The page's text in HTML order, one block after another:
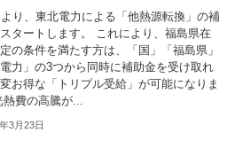
り、東北電力による「他熱源転換」の補
タートします。 これにより、福島県在
の条件を満たす方は、「国」「福島県」
電力」の3つから同時に補助金を受け取れ
お得な「トリプル受給」が可能になりま
費の高騰が...
3月23日